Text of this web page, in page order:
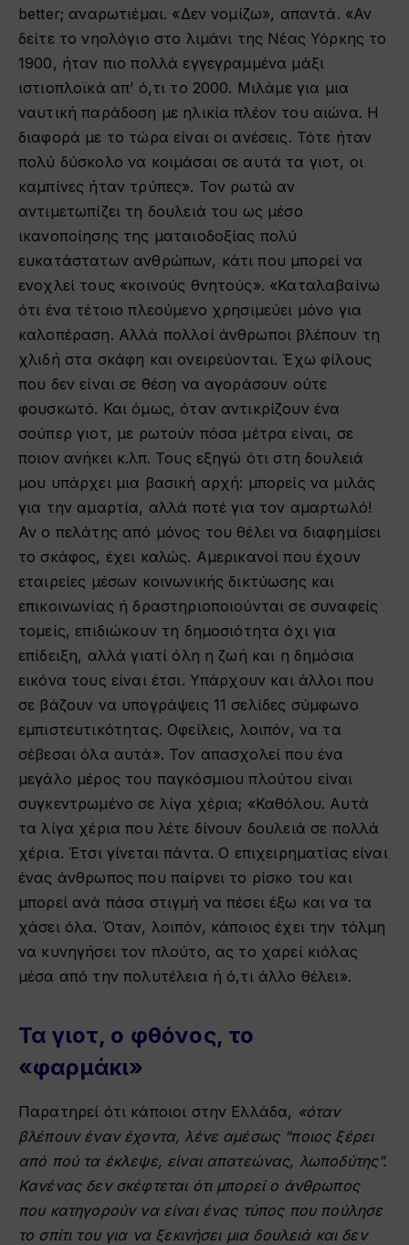
better; αναρωτιέμαι. «Δεν νομίζω», απαντά. «Αν
δείτε το νηολόγιο στο λιμάνι της Νέας Υόρκης το
1900, ήταν πιο πολλά εγγεγραμμένα μάξι
ιστιοπλοϊκά απ’ ό,τι το 2000. Μιλάμε για μια
ναυτική παράδοση με ηλικία πλέον του αιώνα. Η
διαφορά με το τώρα είναι οι ανέσεις. Τότε ήταν
πολύ δύσκολο να κοιμάσαι σε αυτά τα γιοτ, οι
καμπίνες ήταν τρύπες». Τον ρωτώ αν
αντιμετωπίζει τη δουλειά του ως μέσο
ικανοποίησης της ματαιοδοξίας πολύ
ευκατάστατων ανθρώπων, κάτι που μπορεί να
ενοχλεί τους «κοινούς θνητούς». «Καταλαβαίνω
ότι ένα τέτοιο πλεούμενο χρησιμεύει μόνο για
καλοπέραση. Αλλά πολλοί άνθρωποι βλέπουν τη
χλιδή στα σκάφη και ονειρεύονται. Έχω φίλους
που δεν είναι σε θέση να αγοράσουν ούτε
φουσκωτό. Και όμως, όταν αντικρίζουν ένα
σούπερ γιοτ, με ρωτούν πόσα μέτρα είναι, σε
ποιον ανήκει κ.λπ. Τους εξηγώ ότι στη δουλειά
μου υπάρχει μια βασική αρχή: μπορείς να μιλάς
για την αμαρτία, αλλά ποτέ για τον αμαρτωλό!
Αν ο πελάτης από μόνος του θέλει να διαφημίσει
το σκάφος, έχει καλώς. Αμερικανοί που έχουν
εταιρείες μέσων κοινωνικής δικτύωσης και
επικοινωνίας ή δραστηριοποιούνται σε συναφείς
τομείς, επιδιώκουν τη δημοσιότητα όχι για
επίδειξη, αλλά γιατί όλη η ζωή και η δημόσια
εικόνα τους είναι έτσι. Υπάρχουν και άλλοι που
σε βάζουν να υπογράψεις 11 σελίδες σύμφωνο
εμπιστευτικότητας. Οφείλεις, λοιπόν, να τα
σέβεσαι όλα αυτά». Τον απασχολεί που ένα
μεγάλο μέρος του παγκόσμιου πλούτου είναι
συγκεντρωμένο σε λίγα χέρια; «Καθόλου. Αυτά
τα λίγα χέρια που λέτε δίνουν δουλειά σε πολλά
χέρια. Έτσι γίνεται πάντα. Ο επιχειρηματίας είναι
ένας άνθρωπος που παίρνει το ρίσκο του και
μπορεί ανά πάσα στιγμή να πέσει έξω και να τα
χάσει όλα. Όταν, λοιπόν, κάποιος έχει την τόλμη
να κυνηγήσει τον πλούτο, ας το χαρεί κιόλας
μέσα από την πολυτέλεια ή ό,τι άλλο θέλει».
Τα γιοτ, ο φθόνος, το
«φαρμάκι»
Παρατηρεί ότι κάποιοι στην Ελλάδα, «όταν
βλέπουν έναν έχοντα, λένε αμέσως “ποιος ξέρει
από πού τα έκλεψε, είναι απατεώνας, λωποδύτης”.
Κανένας δεν σκέφτεται ότι μπορεί ο άνθρωπος
που κατηγορούν να είναι ένας τύπος που πούλησε
το σπίτι του για να ξεκινήσει μια δουλειά και δεν